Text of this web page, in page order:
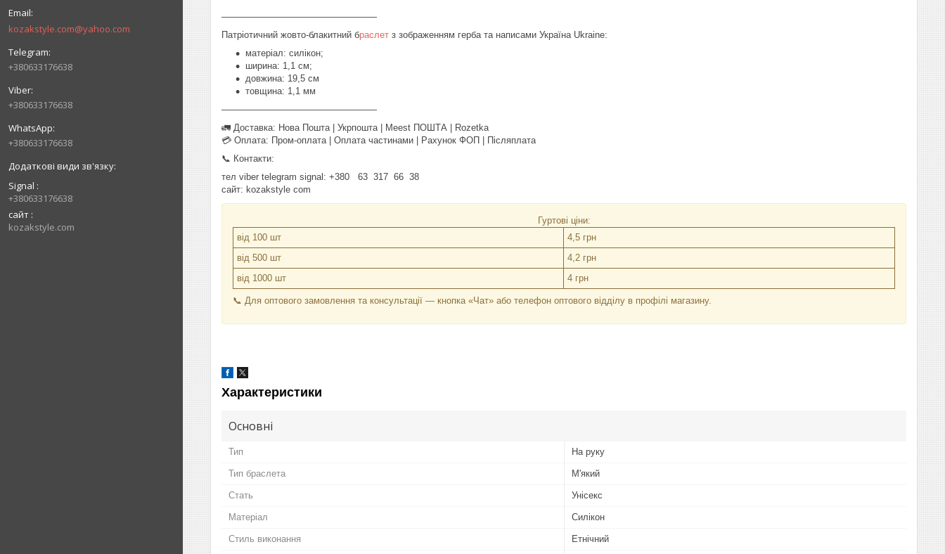
kozakstyle.com@yahoo.com
+380633176638
+380633176638
+380633176638
Signal
+380633176638
сайт
kozakstyle.com
—————————————————
Патріотичний жовто-блакитний браслет з зображенням герба та написами Україна Ukraine:
матеріал: силікон;
ширина: 1,1 см;
довжина: 19,5 см
товщина: 1,1 мм
—————————————————
🚛 Доставка: Нова Пошта | Укрпошта | Meest ПОШТА | Rozetka
💳 Оплата: Пром-оплата | Оплата частинами | Рахунок ФОП | Післяплата
📞 Контакти:
тел viber telegram signal: +380 63 317 66 38
сайт: kozakstyle com
Гуртові ціни:
від 100 шт
4,5 грн
від 500 шт
4,2 грн
від 1000 шт
4 грн
📞 Для оптового замовлення та консультації — кнопка «Чат» або телефон оптового відділу в профілі магазину.
Характеристики
Основні
Тип На руку
Тип браслета М'який
Стать Унісекс
Матеріал Силікон
Стиль виконання Етнічний